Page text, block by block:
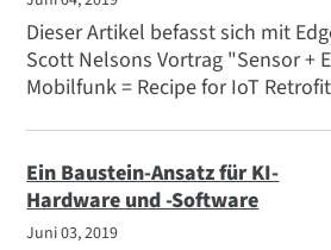
Markteinführungszeit und
Risiko und die Komplexität von
Board-Designs.
Dieser Artikel befasst sich mit
Scott Nelsons Vortrag "Sensor +
Mobilfunk = Recipe for IoT
Netzwerks erhöhen und die
Einsatz von intelligenten
Ein Baustein-Ansatz für KI-
Hardware und -Software
Juni 03, 2019